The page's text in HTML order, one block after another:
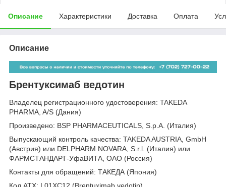
Описание Характеристики Доставка Оплата
Описание
Брентуксимаб ведотин
Владелец регистрационного удостоверения: TAKEDA
PHARMA, A/S (Дания)
Произведено: BSP PHARMACEUTICALS, S.p.A. (Италия)
Выпускающий контроль качества: TAKEDA AUSTRIA, GmbH
(Австрия) или DELPHARM NOVARA, S.r.l. (Италия) или
ФАРМСТАНДАРТ-УфаВИТА, ОАО (Россия)
Контакты для обращений: ТАКЕДА (Япония)